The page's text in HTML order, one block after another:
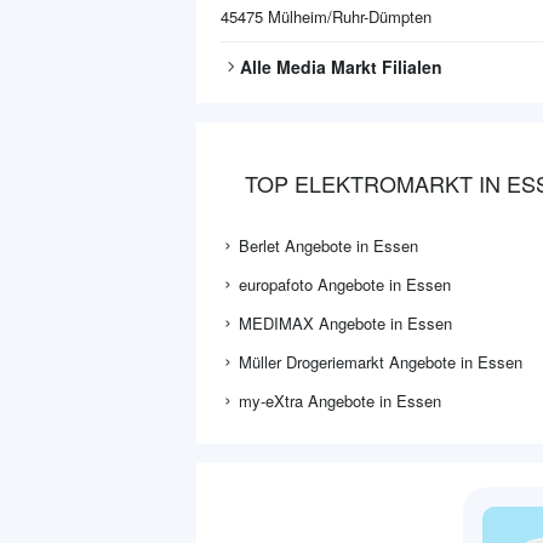
45475 Mülheim/Ruhr-Dümpten
Alle Media Markt Filialen
TOP ELEKTROMARKT IN
Berlet Angebote in Essen
europafoto Angebote in Essen
MEDIMAX Angebote in Essen
Müller Drogeriemarkt Angebote in Essen
my-eXtra Angebote in Essen